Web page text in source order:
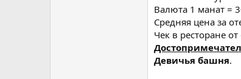
Валюта 1 манат =
Средняя цена за
Чек в ресторане
Девичья башня.